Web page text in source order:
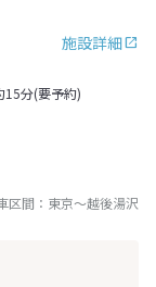
施設詳細
15分(要予約)
区間： 東京～越後湯沢